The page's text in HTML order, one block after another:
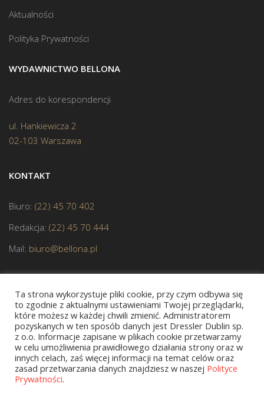
Aktualności
Polityka Prywatności
WYDAWNICTWO BELLONA
Adres do korespondencji
ul. Hankiewicza 2
02-103 Warszawa
KONTAKT
Biuro: (22) 45 70 402
Redakcja: (22) 45 70 444
Mail: biuro@bellona.pl
JESTEŚMY CZŁONKIEM POLSKIEJ IZBY KSIĄŻKI
Ta strona wykorzystuje pliki cookie, przy czym odbywa się
to zgodnie z aktualnymi ustawieniami Twojej przeglądarki,
które możesz w każdej chwili zmienić. Administratorem
pozyskanych w ten sposób danych jest Dressler Dublin sp.
z o.o. Informacje zapisane w plikach cookie przetwarzamy
w celu umożliwienia prawidłowego działania strony oraz w
innych celach, zaś więcej informacji na temat celów oraz
zasad przetwarzania danych znajdziesz w naszej Polityce
Prywatności.